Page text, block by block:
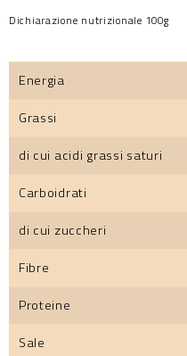
Dichiarazione nutrizionale 100g
Energia
Grassi
di cui acidi grassi saturi
Carboidrati
di cui zuccheri
Fibre
Proteine
Sale